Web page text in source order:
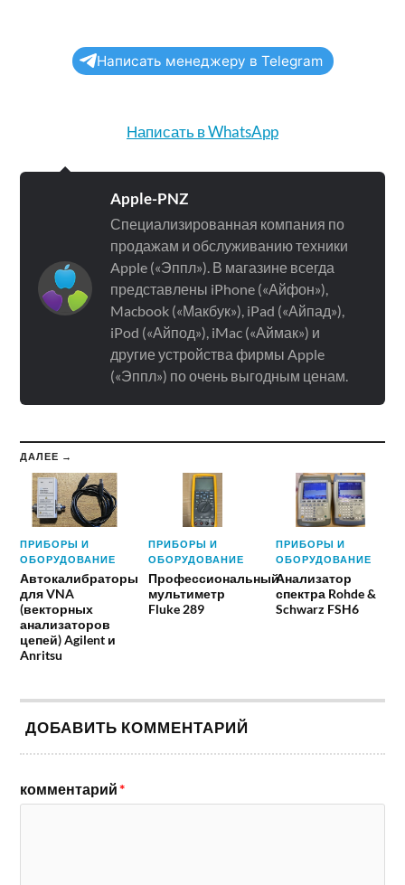
Написать менеджеру в Telegram
Написать в WhatsApp
Apple-PNZ
Специализированная компания по
продажам и обслуживанию техники
Apple («Эппл»). В магазине всегда
представлены iPhone («Айфон»),
Macbook («Макбук»), iPad («Айпад»),
iPod («Айпод»), iMac («Аймак») и
другие устройства фирмы Apple
(«Эппл») по очень выгодным ценам.
ДАЛЕЕ →
ПРИБОРЫ И
ОБОРУДОВАНИЕ
Автокалибраторы
для VNA
(векторных
анализаторов
цепей) Agilent и
Anritsu
ПРИБОРЫ И
ОБОРУДОВАНИЕ
Профессиональный
мультиметр
Fluke 289
ПРИБОРЫ И
ОБОРУДОВАНИЕ
Анализатор
спектра Rohde &
Schwarz FSH6
ДОБАВИТЬ КОММЕНТАРИЙ
комментарий*